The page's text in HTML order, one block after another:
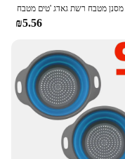
₪5.56